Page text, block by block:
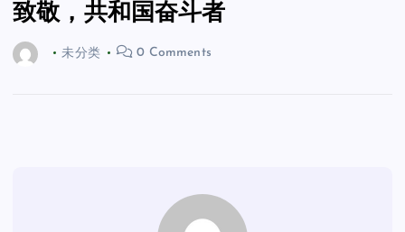
致敬，共和国奋斗者
未分类 0 Comments